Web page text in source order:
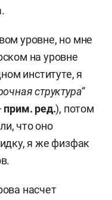
уровне, но мне
на уровне
институте, я
структура“
прим. ред.), потом
что оно
я же физфак
насчет